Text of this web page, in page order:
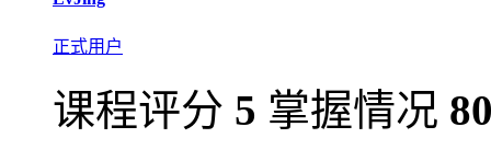
正式用户
课程评分 5 掌握情况